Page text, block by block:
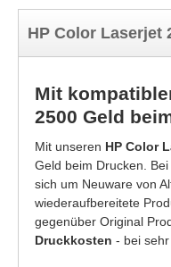
HP Color Laserjet
Mit
2500 Geld
Mit unseren HP Color
Geld beim Drucken.
sich um Neuware von
wiederaufbereitete
gegenüber Original
Druckkosten - bei